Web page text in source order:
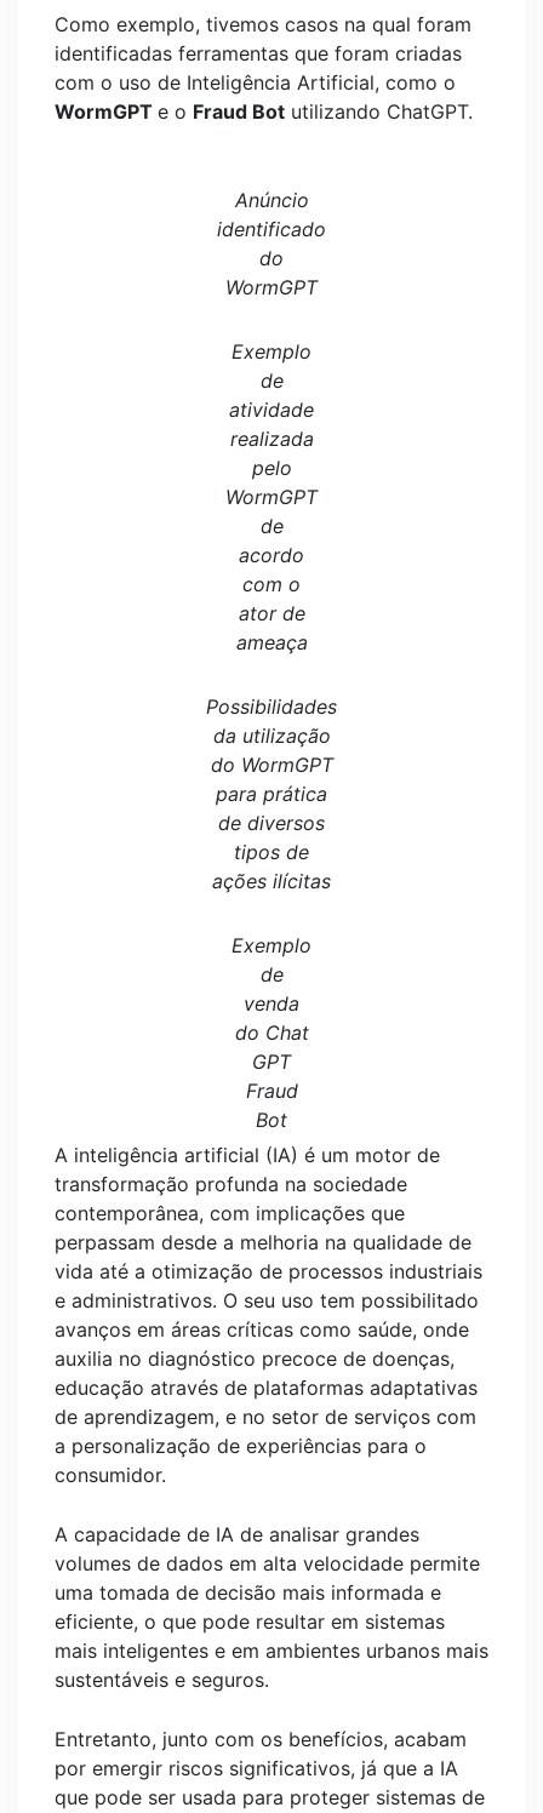
Como exemplo, tivemos casos na qual foram
identificadas ferramentas que foram criadas
com o uso de Inteligência Artificial, como o
WormGPT e o Fraud Bot utilizando ChatGPT.
Anúncio
identificado
do
WormGPT
Exemplo
de
atividade
realizada
pelo
WormGPT
de
acordo
com o
ator de
ameaça
Possibilidades
da utilização
do WormGPT
para prática
de diversos
tipos de
ações ilícitas
Exemplo
de
venda
do Chat
GPT
Fraud
Bot
A inteligência artificial (IA) é um motor de
transformação profunda na sociedade
contemporânea, com implicações que
perpassam desde a melhoria na qualidade de
vida até a otimização de processos industriais
e administrativos. O seu uso tem possibilitado
avanços em áreas críticas como saúde, onde
auxilia no diagnóstico precoce de doenças,
educação através de plataformas adaptativas
de aprendizagem, e no setor de serviços com
a personalização de experiências para o
consumidor.
A capacidade de IA de analisar grandes
volumes de dados em alta velocidade permite
uma tomada de decisão mais informada e
eficiente, o que pode resultar em sistemas
mais inteligentes e em ambientes urbanos mais
sustentáveis e seguros.
Entretanto, junto com os benefícios, acabam
por emergir riscos significativos, já que a IA
que pode ser usada para proteger sistemas de